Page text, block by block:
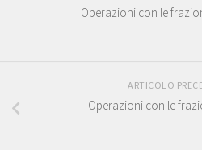
Operazioni con le
ARTICOLO
Operazioni con le